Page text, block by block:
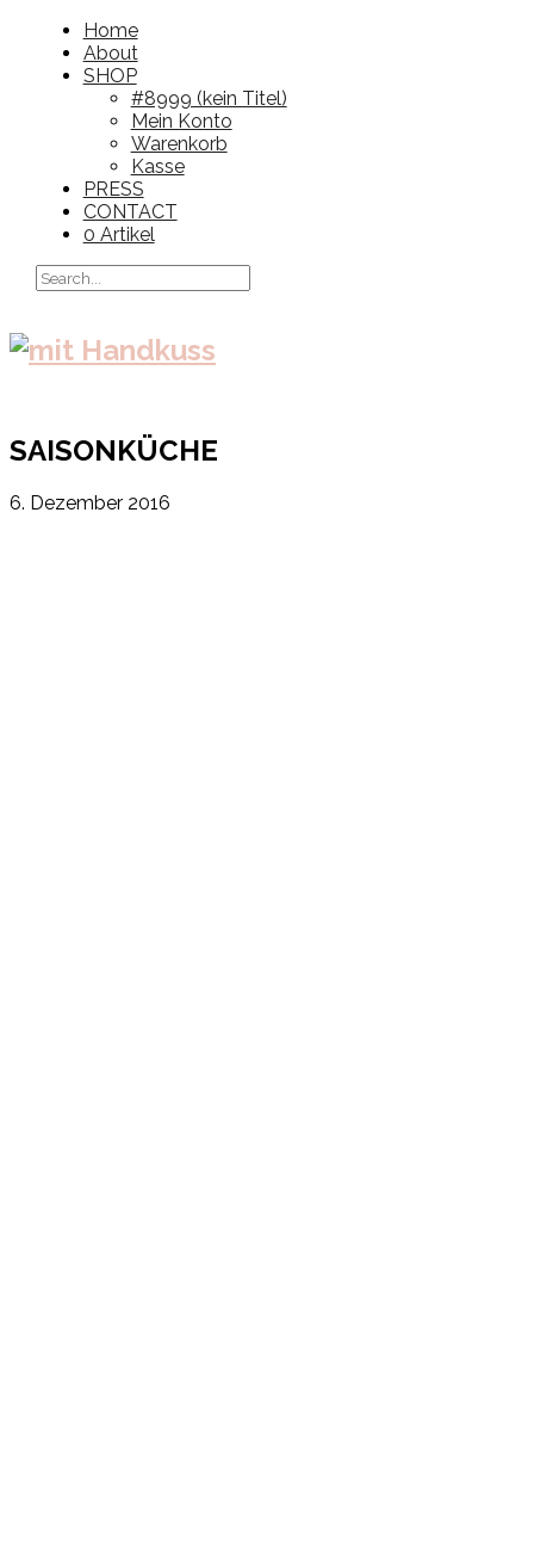
Home
About
SHOP
#8999 (kein Titel)
Mein Konto
Warenkorb
Kasse
PRESS
CONTACT
0 Artikel
SAISONKÜCHE
6. Dezember 2016